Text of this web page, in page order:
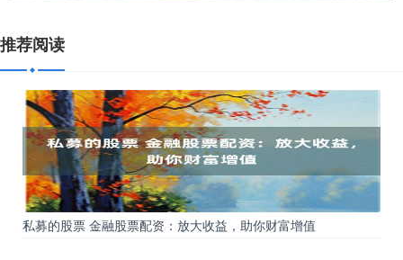
推荐阅读
私募的股票 金融股票配资：放大收益，助你财富增值